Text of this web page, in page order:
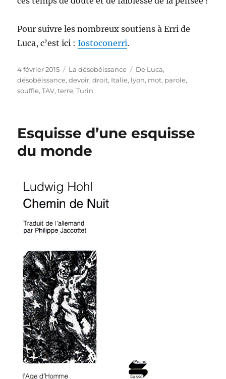
Pour suivre les nombreux soutiens à Erri de
Luca, c’est ici :Iostoconerri.
Publié
le
4 février 2015 Catégories
La désobéissance Étiquettes
De Luca,
désobéissance,devoir,droit, Italie, lyon, mot, parole,
souffle,TAV,terre,Turin
Esquisse d’une esquisse
du monde